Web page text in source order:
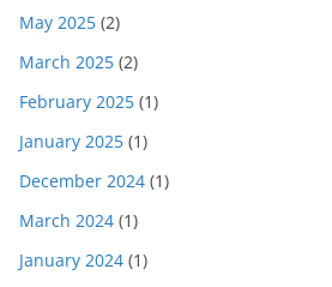
May 2025 (2)
March 2025 (2)
February 2025 (1)
January 2025 (1)
December 2024 (1)
March 2024 (1)
January 2024 (1)